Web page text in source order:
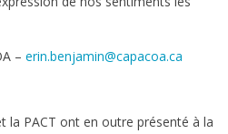
– erin.benjamin@capacoa.ca
la PACT ont en outre présenté à la